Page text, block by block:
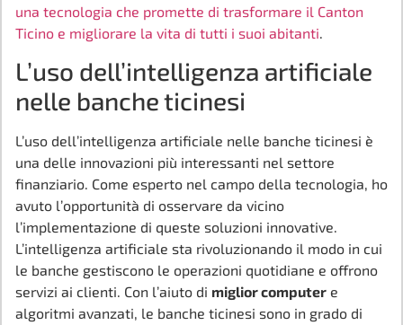
una tecnologia che promette di trasformare il Canton
Ticino e migliorare la vita di tutti i suoi abitanti.
L’uso dell’intelligenza artificiale
nelle banche ticinesi
L’uso dell’intelligenza artificiale nelle banche ticinesi è
una delle innovazioni più interessanti nel settore
finanziario. Come esperto nel campo della tecnologia, ho
avuto l’opportunità di osservare da vicino
l’implementazione di queste soluzioni innovative.
L’intelligenza artificiale sta rivoluzionando il modo in cui
le banche gestiscono le operazioni quotidiane e offrono
servizi ai clienti. Con l’aiuto di miglior computer e
algoritmi avanzati, le banche ticinesi sono in grado di